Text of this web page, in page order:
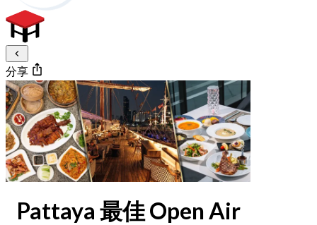
分享
Pattaya 最佳 Open Air